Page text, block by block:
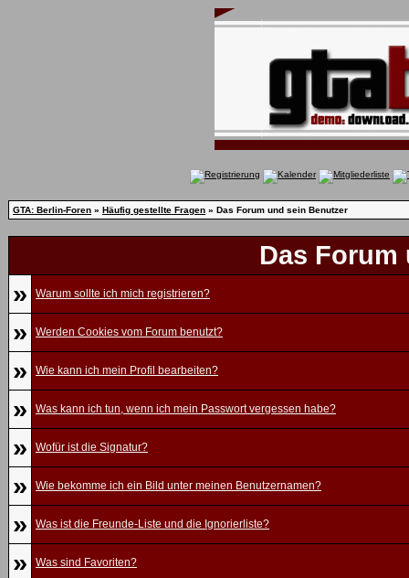
GTA: Berlin-Foren » Häufig gestellte Fragen » Das Forum und sein Benutzer
Das
»
Warum sollte ich mich registrieren?
» Werden Cookies vom Forum benutzt?
» Wie kann ich mein Profil bearbeiten?
» Was kann ich tun, wenn ich mein Passwort vergessen habe?
» Wofür ist die Signatur?
» Wie bekomme ich ein Bild unter meinen Benutzernamen?
» Was ist die Freunde-Liste und die Ignorierliste?
» Was sind Favoriten?